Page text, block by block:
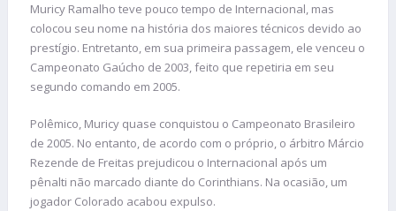
Muricy Ramalho teve pouco tempo de Internacional, mas
colocou seu nome na história dos maiores técnicos devido ao
prestígio. Entretanto, em sua primeira passagem, ele venceu o
Campeonato Gaúcho de 2003, feito que repetiria em seu
segundo comando em 2005.
Polêmico, Muricy quase conquistou o Campeonato Brasileiro
de 2005. No entanto, de acordo com o próprio, o árbitro Márcio
Rezende de Freitas prejudicou o Internacional após um
pênalti não marcado diante do Corinthians. Na ocasião, um
jogador Colorado acabou expulso.